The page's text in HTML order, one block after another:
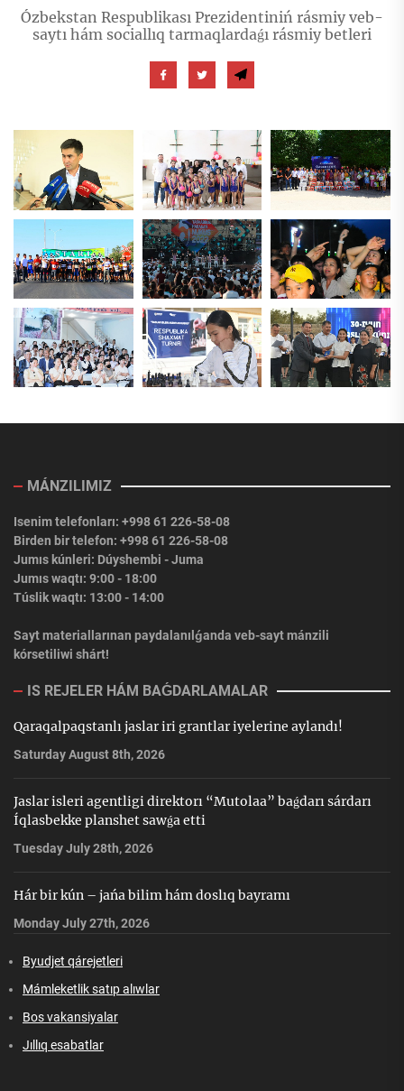
Ózbekstan Respublikası Prezidentiniń rásmiy veb-
saytı hám sociallıq tarmaqlardaǵı rásmiy betleri
MÁNZILIMIZ
Isenim telefonları: +998 61 226-58-08
Birden bir telefon: +998 61 226-58-08
Jumıs kúnleri: Dúyshembi - Juma
Jumıs waqtı: 9:00 - 18:00
Túslik waqtı: 13:00 - 14:00
Sayt materiallarınan paydalanılǵanda veb-sayt mánzili
kórsetiliwi shárt!
IS REJELER HÁM BAǴDARLAMALAR
Qaraqalpaqstanlı jaslar iri grantlar iyelerine aylandı!
Saturday August 8th, 2026
Jaslar isleri agentligi direktorı “Mutolaa” baǵdarı sárdarı
Íqlasbekke planshet sawǵa etti
Tuesday July 28th, 2026
Hár bir kún – jańa bilim hám doslıq bayramı
Monday July 27th, 2026
Byudjet qárejetleri
Mámleketlik satıp alıwlar
Bos vakansiyalar
Jıllıq esabatlar